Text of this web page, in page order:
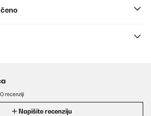
O recenziji
Napišite recenziju